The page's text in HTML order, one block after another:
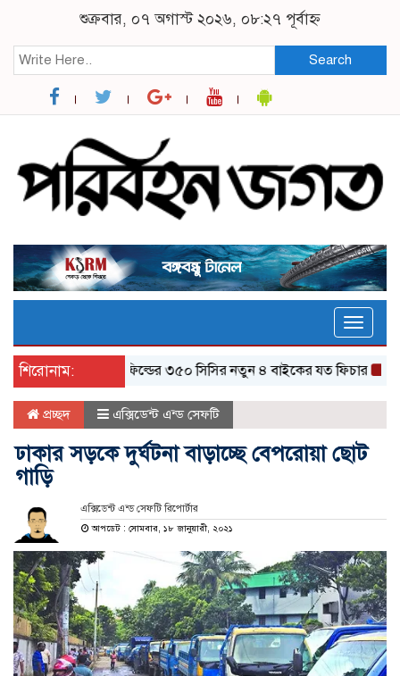
শুক্রবার, ০৭ অগাস্ট ২০২৬, ০৮:২৭ পূর্বাহ্ন
Search
Toggle
শিরোনাম:
র‌য়্যাল এনফিল্ডের ৩৫০ সিসির নতুন ৪ বাইকের যত ফিচার ঝালকাঠি
প্রচ্ছদ এক্সিডেন্ট এন্ড সেফটি
ঢাকার সড়কে দুর্ঘটনা বাড়াচ্ছে বেপরোয়া ছোট
গাড়ি
এক্সিডেন্ট এন্ড সেফটি রিপোর্টার
আপডেট : সোমবার, ১৮ জানুয়ারী, ২০২১